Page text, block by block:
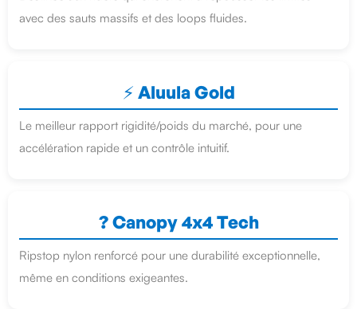
avec des sauts massifs et des loops fluides.
⚡ Aluula Gold
Le meilleur rapport rigidité/poids du marché, pour une
accélération rapide et un contrôle intuitif.
?️ Canopy 4x4 Tech
Ripstop nylon renforcé pour une durabilité exceptionnelle,
même en conditions exigeantes.